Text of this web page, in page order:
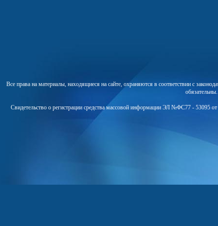
Все права на материалы, находящиеся на сайте, охраняются в соответствии с
Свидетельство о регистрации средства массовой информации ЭЛ №ФС77 - 53095